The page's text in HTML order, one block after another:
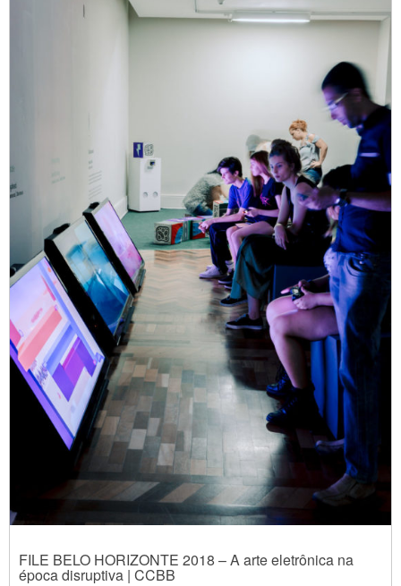
FILE BELO HORIZONTE 2018 – A arte eletrônica na
época disruptiva | CCBB